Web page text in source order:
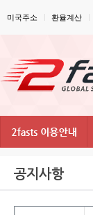
미국주소 환율계산
공지사항